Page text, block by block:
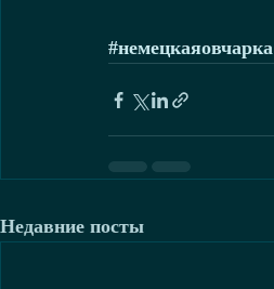
#немецкаяовчарка
Недавние посты